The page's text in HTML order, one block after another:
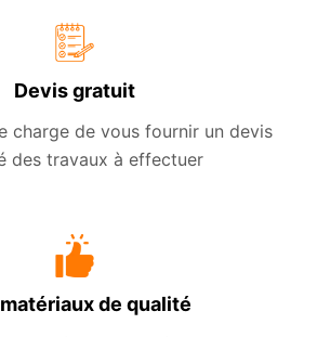
Devis gratuit
charge de vous fournir un devis
des travaux à effectuer
de qualité